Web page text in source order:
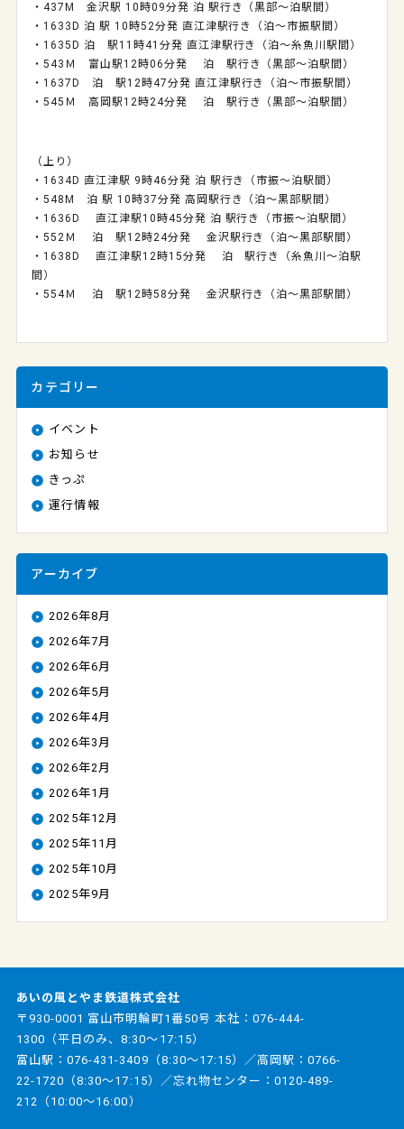
・437M 金沢駅 10時09分発 泊 駅行き（黒部～泊駅間）
・1633D 泊 駅 10時52分発 直江津駅行き（泊～市振駅間）
・1635D 泊 駅11時41分発 直江津駅行き（泊～糸魚川駅間）
・543Ｍ 富山駅12時06分発 泊 駅行き（黒部～泊駅間）
・1637D 泊 駅12時47分発 直江津駅行き（泊～市振駅間）
・545Ｍ 高岡駅12時24分発 泊 駅行き（黒部～泊駅間）
（上り）
・1634D 直江津駅 9時46分発 泊 駅行き（市振～泊駅間）
・548M 泊 駅 10時37分発 高岡駅行き（泊～黒部駅間）
・1636D 直江津駅10時45分発 泊 駅行き（市振～泊駅間）
・552Ｍ 泊 駅12時24分発 金沢駅行き（泊～黒部駅間）
・1638D 直江津駅12時15分発 泊 駅行き（糸魚川～泊駅
間）
・554Ｍ 泊 駅12時58分発 金沢駅行き（泊～黒部駅間）
カテゴリー
イベント
お知らせ
きっぷ
運行情報
アーカイブ
2026年8月
2026年7月
2026年6月
2026年5月
2026年4月
2026年3月
2026年2月
2026年1月
2025年12月
2025年11月
2025年10月
2025年9月
あいの風とやま鉄道株式会社
〒930-0001 富山市明輪町1番50号 本社： 076-444-
1300 （平日のみ、8:30～17:15）
富山駅：076-431-3409 （8:30～17:15）／高岡駅：0766-
22-1720 （8:30～17:15）／忘れ物センター：0120-489-
212 （10:00～16:00）